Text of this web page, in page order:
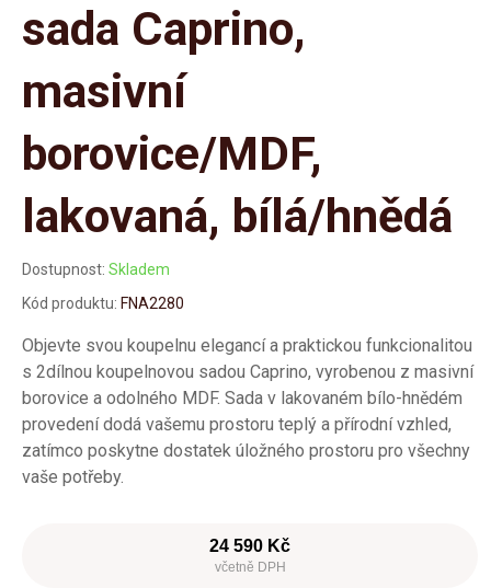
sada Caprino,
masivní
borovice/MDF,
lakovaná, bílá/hnědá
Dostupnost: Skladem
Kód produktu: FNA2280
Objevte svou koupelnu elegancí a praktickou funkcionalitou
s 2dílnou koupelnovou sadou Caprino, vyrobenou z masivní
borovice a odolného MDF. Sada v lakovaném bílo-hnědém
provedení dodá vašemu prostoru teplý a přírodní vzhled,
zatímco poskytne dostatek úložného prostoru pro všechny
vaše potřeby.
24 590 Kč
včetně DPH